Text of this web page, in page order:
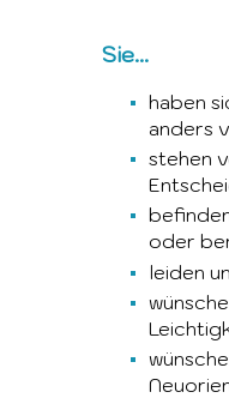
Sie...
haben
anders
stehen
oder
leiden